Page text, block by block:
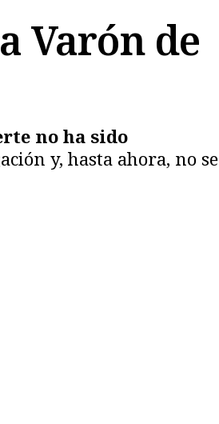
Varón de
no ha sido
y, hasta ahora, no se